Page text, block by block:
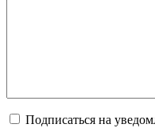
Подписаться на